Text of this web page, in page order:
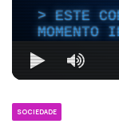
ESTE
MOMENTO
SOCIEDADE